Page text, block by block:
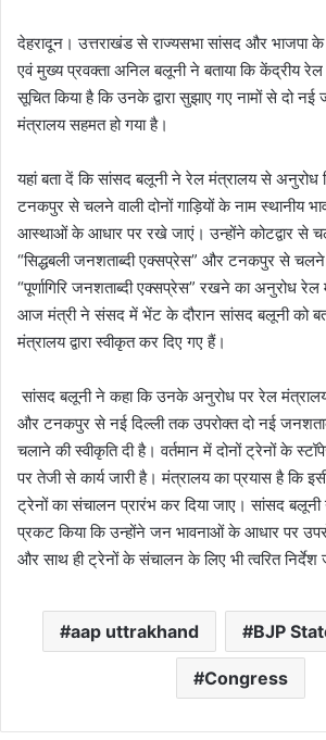
देहरादून। उत्तराखंड से राज्यसभा सांसद और भाजपा के
एवं मुख्य प्रवक्ता अनिल बलूनी ने बताया कि केंद्रीय रेल
सूचित किया है कि उनके द्वारा सुझाए गए नामों से दो
मंत्रालय सहमत हो गया है।
यहां बता दें कि सांसद बलूनी ने रेल मंत्रालय से अनुरोध
टनकपुर से चलने वाली दोनों गाड़ियों के नाम स्थानीय
आस्थाओं के आधार पर रखे जाएं। उन्होंने कोटद्वार से
“सिद्धबली जनशताब्दी एक्सप्रेस” और टनकपुर से चलने
“पूर्णागिरि जनशताब्दी एक्सप्रेस” रखने का अनुरोध
आज मंत्री ने संसद में भेंट के दौरान सांसद बलूनी को
मंत्रालय द्वारा स्वीकृत कर दिए गए हैं।
सांसद बलूनी ने कहा कि उनके अनुरोध पर रेल मंत्रालय
और टनकपुर से नई दिल्ली तक उपरोक्त दो नई
चलाने की स्वीकृति दी है। वर्तमान में दोनों ट्रेनों के
पर तेजी से कार्य जारी है। मंत्रालय का प्रयास है कि
ट्रेनों का संचालन प्रारंभ कर दिया जाए। सांसद
प्रकट किया कि उन्होंने जन भावनाओं के आधार पर
और साथ ही ट्रेनों के संचालन के लिए भी त्वरित निर्देश
aap uttrakhand BJP
Congress